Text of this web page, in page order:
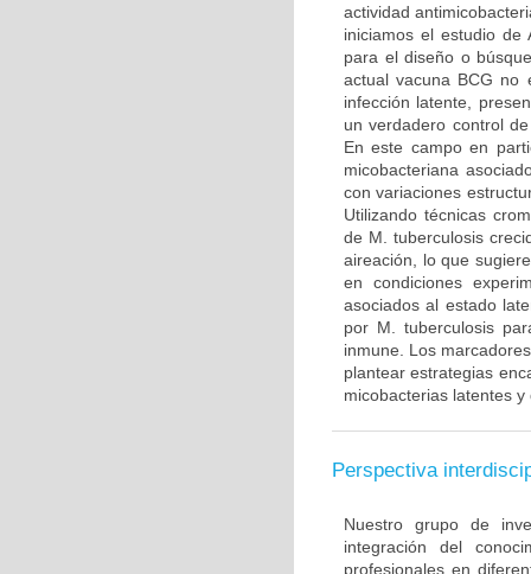
actividad
iniciamos el estudio de
para el diseño o
actual vacuna BCG no
infección latente,
un verdadero control
En este campo en
micobacteriana
con variaciones
Utilizando técnicas
de M. tuberculosis
aireación, lo que
en condiciones
asociados al estado
por M. tuberculosis
inmune. Los
plantear estrategias
micobacterias latentes
Perspectiva
Nuestro grupo de
integración del
profesionales en